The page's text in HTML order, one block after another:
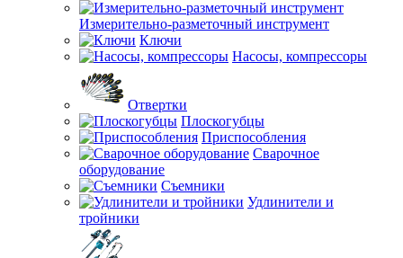
Измерительно-разметочный инструмент
Ключи
Насосы, компрессоры
Отвертки
Плоскогубцы
Приспособления
Сварочное
оборудование
Съемники
Удлинители и
тройники